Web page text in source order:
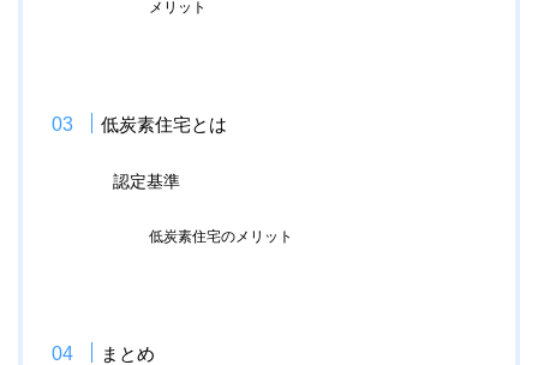
メリット
低炭素住宅とは
認定基準
低炭素住宅のメリット
まとめ